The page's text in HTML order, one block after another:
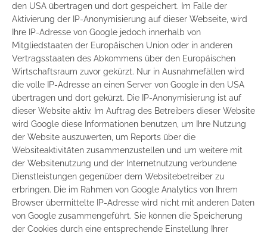
den USA übertragen und dort gespeichert. Im Falle der
Aktivierung der IP-Anonymisierung auf dieser Webseite, wird
Ihre IP-Adresse von Google jedoch innerhalb von
Mitgliedstaaten der Europäischen Union oder in anderen
Vertragsstaaten des Abkommens über den Europäischen
Wirtschaftsraum zuvor gekürzt. Nur in Ausnahmefällen wird
die volle IP-Adresse an einen Server von Google in den USA
übertragen und dort gekürzt. Die IP-Anonymisierung ist auf
dieser Website aktiv. Im Auftrag des Betreibers dieser Website
wird Google diese Informationen benutzen, um Ihre Nutzung
der Website auszuwerten, um Reports über die
Websiteaktivitäten zusammenzustellen und um weitere mit
der Websitenutzung und der Internetnutzung verbundene
Dienstleistungen gegenüber dem Websitebetreiber zu
erbringen. Die im Rahmen von Google Analytics von Ihrem
Browser übermittelte IP-Adresse wird nicht mit anderen Daten
von Google zusammengeführt. Sie können die Speicherung
der Cookies durch eine entsprechende Einstellung Ihrer